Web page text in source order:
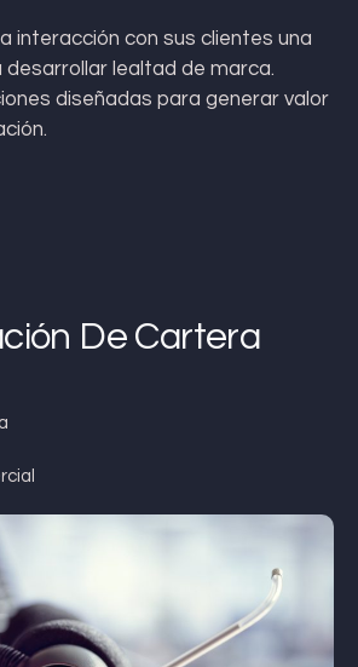
interacción con sus clientes una
lealtad de marca.
diseñadas para generar valor
De Cartera